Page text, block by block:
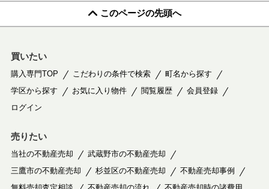
このページの先頭へ
買いたい
購入専門TOP こだわりの条件で検索
町名から探す
学区から探す
お気に入り物件 閲覧履歴
会員登録
ログイン
売りたい
当社の不動産売却
武蔵野市の不動産売却
三鷹市の不動産売却
杉並区の不動産売却
不動産売却事例